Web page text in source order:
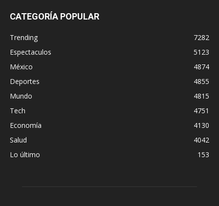
CATEGORÍA POPULAR
Trending
7282
Espectaculos
5123
México
4874
Deportes
4855
Mundo
4815
Tech
4751
Economía
4130
Salud
4042
Lo último
153